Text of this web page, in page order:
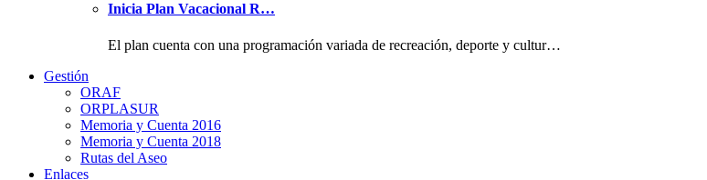
Inicia Plan Vacacional R…
El plan cuenta con una programación variada de recreación, deporte y cultur…
Gestión
ORAF
ORPLASUR
Memoria y Cuenta 2016
Memoria y Cuenta 2018
Rutas del Aseo
Enlaces